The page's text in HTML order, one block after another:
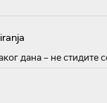
дана – не стидите